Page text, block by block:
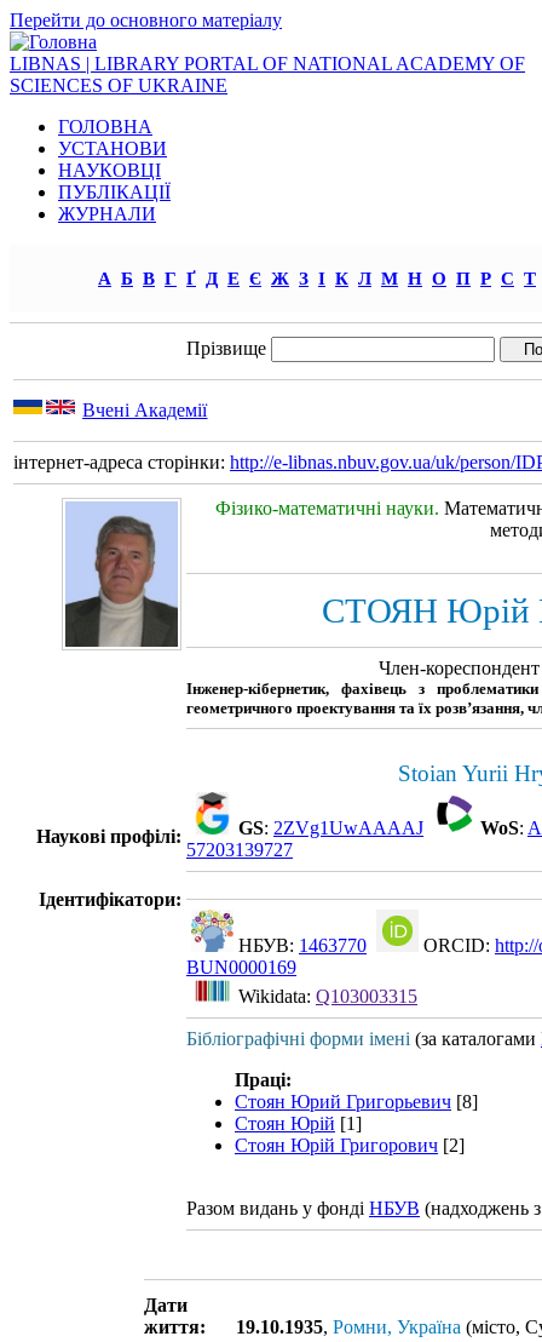
Перейти до основного матеріалу
LIBNAS | LIBRARY PORTAL OF NATIONAL ACADEMY OF
SCIENCES OF UKRAINE
ГОЛОВНА
УСТАНОВИ
НАУКОВЦІ
ПУБЛІКАЦІЇ
ЖУРНАЛИ
А Б В Г Ґ Д Е Є Ж З І К Л М Н О П Р С Т
Прізвище
Вчені Академії
інтернет-адреса сторінки: http://e-libnas.nbuv.gov.ua/uk/person/
Фізико-математичні науки.
СТОЯН Юрій
Член-
Інженер-кібернетик, фахівець з
геометричного проектування та їх розв’язання,
Stoian Yurii
Наукові профілі: GS: 2ZVg1UwAAAAJ WoS:
57203139727
Ідентифікатори:
НБУВ: 1463770 ORCID:
BUN0000169
Wikidata: Q103003315
Бібліографічні форми імені (за каталогами
Праці:
Стоян Юрий Григорьевич [8]
Стоян Юрій [1]
Стоян Юрій Григорович [2]
Разом видань у фонді НБУВ (надходжень
Дати
життя:
19.10.1935, Ромни, Україна (місто,